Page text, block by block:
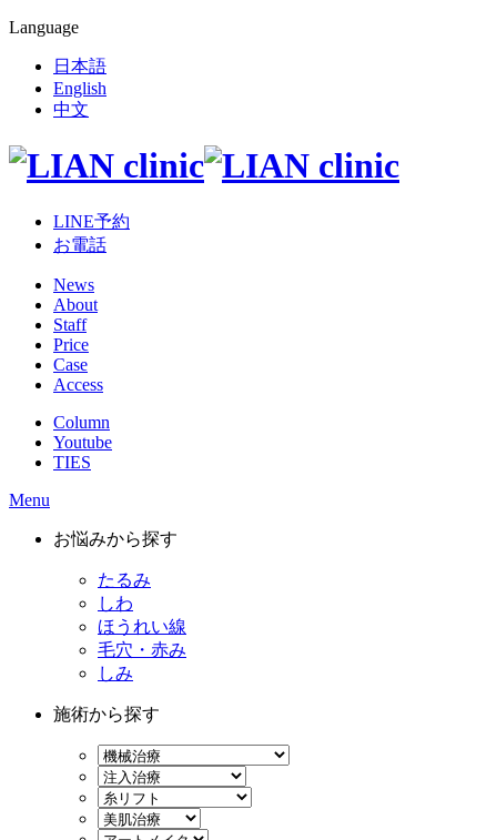
Language
日本語
English
中文
LINE予約
お電話
News
About
Staff
Price
Case
Access
Column
Youtube
TIES
Menu
お悩みから探す
たるみ
しわ
ほうれい線
毛穴・赤み
しみ
施術から探す